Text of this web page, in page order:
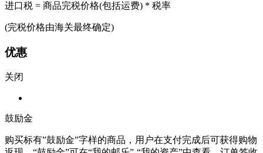
进口税 = 商品完税价格(包括运费) * 税率
(完税价格由海关最终确定)
优惠
关闭
鼓励金
购买标有”鼓励金”字样的商品，用户在支付完成后可获得购物